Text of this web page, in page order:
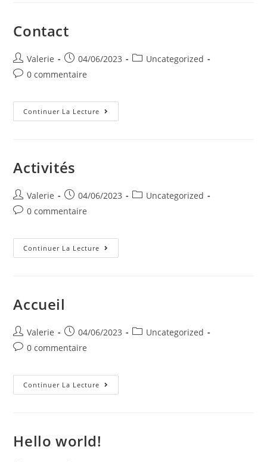
Contact
Auteur/autrice
de
Valerie
Post
published:
04/06/2023
PostUncategorized
Post0 commentaire
Continuer La Lecture Contact
Activités
Auteur/autrice
de
Valerie
Post
published:
04/06/2023
PostUncategorized
Post0 commentaire
Continuer La Lecture Activités
Accueil
Auteur/autrice
de
Valerie
Post
published:
04/06/2023
PostUncategorized
Post0 commentaire
Continuer La Lecture Accueil
Hello world!